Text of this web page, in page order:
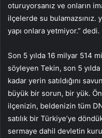
oturuyorsanız ve onların
ilçelerde su bulamazsınız.
yapı onlara yetmiyor.” dedi.
Son 5 yılda 16 milyar 514
söyleyen Tekin, son 5 yılda
kadar yerin satıldığını
büyük bir sorun, bir yük.
ilçenizin, beldenizin tüm
satılık bir Türkiye’ye
sermaye dahil devletin